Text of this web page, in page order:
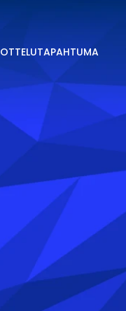
OTTELUTAPAHTUMA